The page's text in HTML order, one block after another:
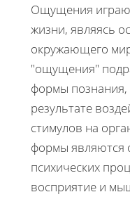
Ощущения
жизни, являясь
окружающего
"ощущения"
формы
результате
стимулов на
формы являются
психических
восприятие и